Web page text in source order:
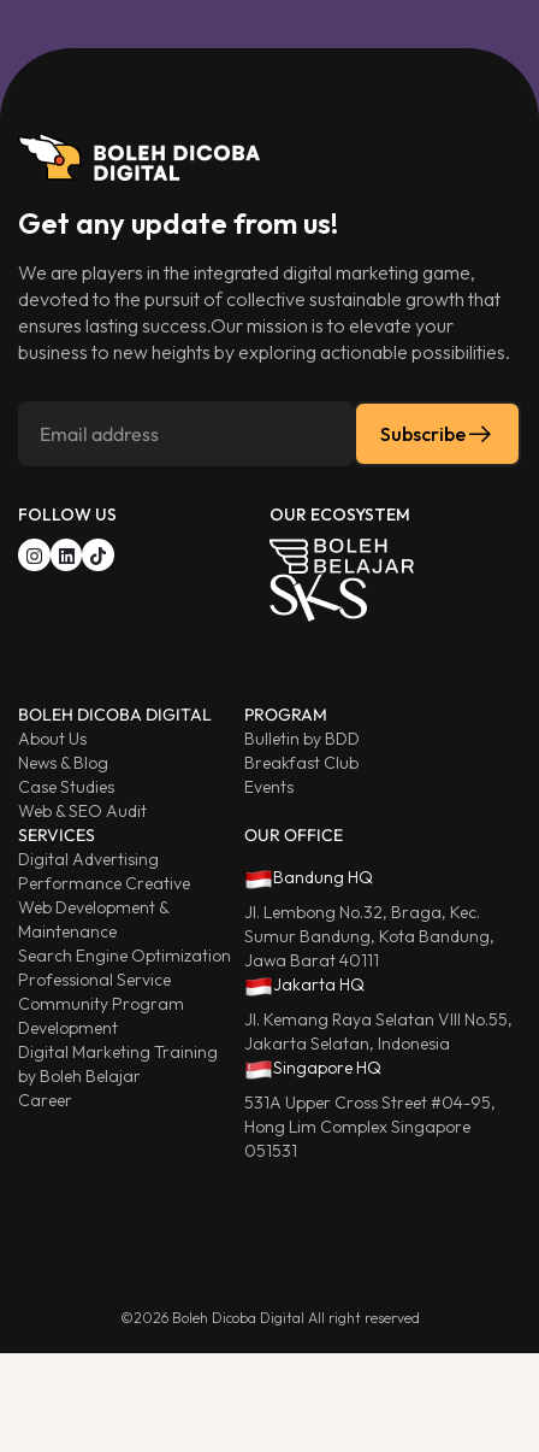
Get any update from us!
We are players in the integrated digital marketing game,
devoted to the pursuit of collective sustainable growth that
ensures lasting success.Our mission is to elevate your
business to new heights by exploring actionable possibilities.
Subscribe
FOLLOW US OUR ECOSYSTEM
BOLEH DICOBA DIGITAL
About Us
News & Blog
Case Studies
Web & SEO Audit
PROGRAM
Bulletin by BDD
Breakfast Club
Events
SERVICES
Digital Advertising
Performance Creative
Web Development &
Maintenance
Search Engine Optimization
Professional Service
Community Program
Development
Digital Marketing Training
by Boleh Belajar
Career
OUR OFFICE
Bandung HQ
Jl. Lembong No.32, Braga, Kec.
Sumur Bandung, Kota Bandung,
Jawa Barat 40111
Jakarta HQ
Jl. Kemang Raya Selatan VIII No.55,
Jakarta Selatan, Indonesia
Singapore HQ
531A Upper Cross Street #04-95,
Hong Lim Complex Singapore
051531
©2026 Boleh Dicoba Digital All right reserved